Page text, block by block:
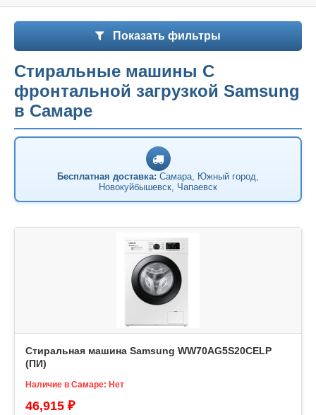
Показать фильтры
Стиральные машины С
фронтальной загрузкой Samsung
в Самаре
Бесплатная доставка: Самара, Южный город,
Новокуйбышевск, Чапаевск
Стиральная машина Samsung WW70AG5S20CELP
(ПИ)
Наличие в Самаре: Нет
46,915 ₽